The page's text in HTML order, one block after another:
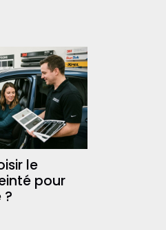
le
pour
?